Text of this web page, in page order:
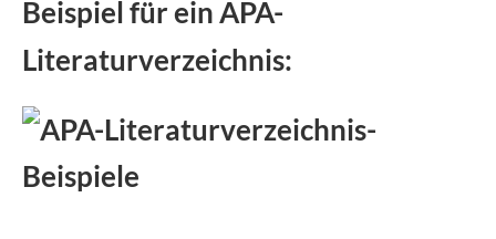
Beispiel für ein APA-
Literaturverzeichnis: